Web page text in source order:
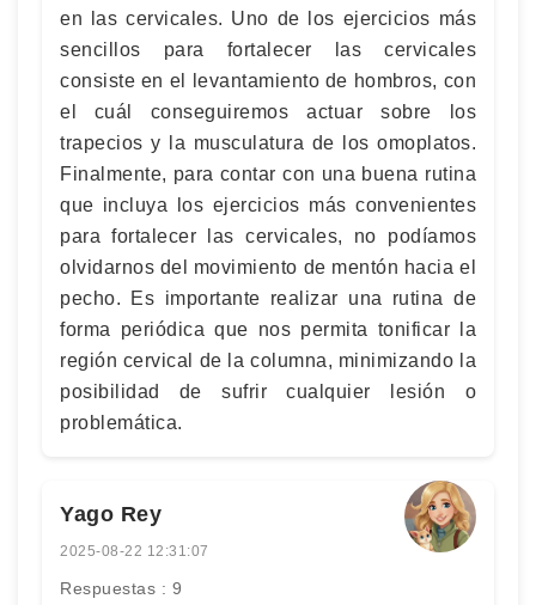
en las cervicales. Uno de los ejercicios más
sencillos para fortalecer las cervicales
consiste en el levantamiento de hombros, con
el cuál conseguiremos actuar sobre los
trapecios y la musculatura de los omoplatos.
Finalmente, para contar con una buena rutina
que incluya los ejercicios más convenientes
para fortalecer las cervicales, no podíamos
olvidarnos del movimiento de mentón hacia el
pecho. Es importante realizar una rutina de
forma periódica que nos permita tonificar la
región cervical de la columna, minimizando la
posibilidad de sufrir cualquier lesión o
problemática.
Yago Rey
2025-08-22 12:31:07
Respuestas : 9